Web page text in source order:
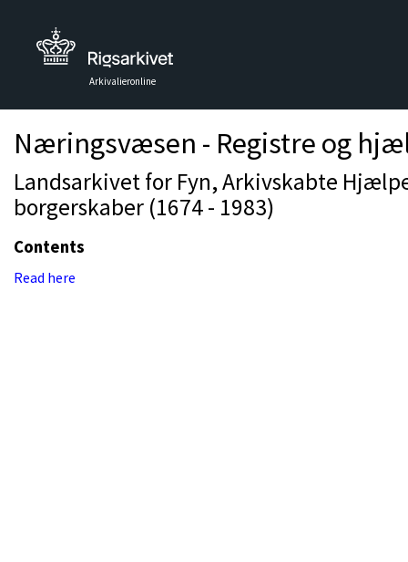
Arkivalieronline
Næringsvæsen - Registre og
Landsarkivet for Fyn, Arkivskabte
borgerskaber (1674 - 1983)
Contents
Read here